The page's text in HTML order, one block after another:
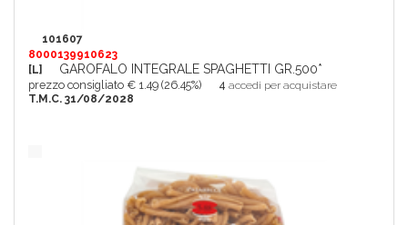
101607
8000139910623
[L]
GAROFALO INTEGRALE SPAGHETTI GR.500*
prezzo consigliato € 1.49 (26.45%) 4 accedi per acquistare
T.M.C. 31/08/2028